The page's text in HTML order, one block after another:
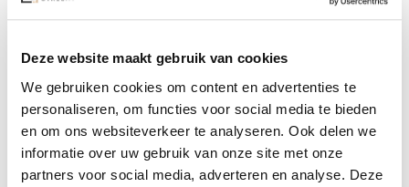
Deze website maakt gebruik van cookies
We gebruiken cookies om content en advertenties te
personaliseren, om functies voor social media te bieden
en om ons websiteverkeer te analyseren. Ook delen we
informatie over uw gebruik van onze site met onze
partners voor social media, adverteren en analyse. Deze